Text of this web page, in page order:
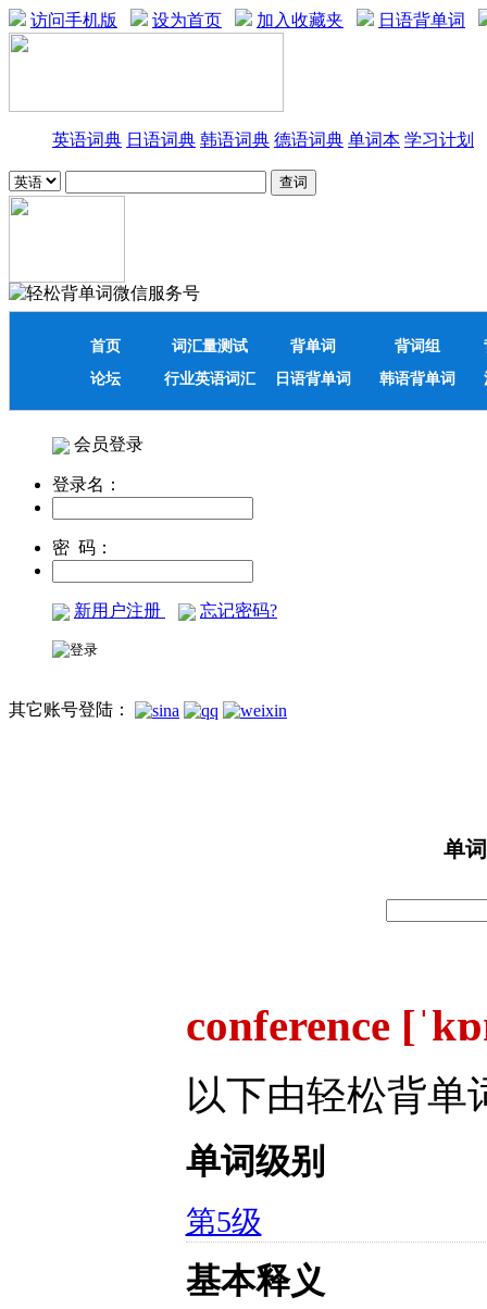
访问手机版 设为首页 加入收藏夹 日语背单词
英语词典 日语词典 韩语词典 德语词典 单词本 学习计划
首页 词汇量测试 背单词 背词组
论坛
行业英语词汇 日语背单词 韩语背单词
会员登录
登录名：
密 码：
新用户注册 忘记密码?
其它账号登陆：
单
conference
以下由轻松背单
单词级别
第5级
基本释义